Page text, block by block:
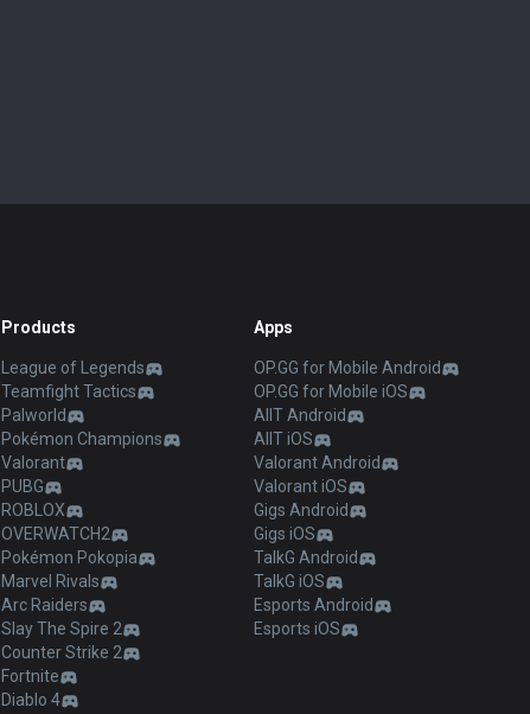
Products
League of Legends
Teamfight Tactics
Palworld
Pokémon Champions
Valorant
PUBG
ROBLOX
OVERWATCH2
Pokémon Pokopia
Marvel Rivals
Arc Raiders
Slay The Spire 2
Counter Strike 2
Fortnite
Diablo 4
Apps
OP.GG for Mobile Android
OP.GG for Mobile iOS
AllT Android
AllT iOS
Valorant Android
Valorant iOS
Gigs Android
Gigs iOS
TalkG Android
TalkG iOS
Esports Android
Esports iOS